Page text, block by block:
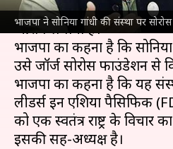
भाजपा ने सोनिया गांधी की संस्था पर
भाजपाने कांग्रेस की पूर्व अध्यक्ष
आरोप लगाया है।
भाजपा का कहना है कि
उसे जॉर्ज सोरोस फाउंडेशन से
भाजपा का कहना है कि यह
लीडर्स इन एशिया पैसिफिक
को एक स्वतंत्र राष्ट्र के विचार
इसकी सह-अध्यक्ष है।